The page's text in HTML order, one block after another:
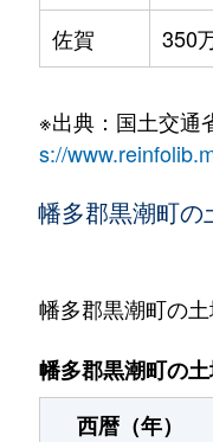
佐賀
350
※出典：国土交通
s://
幡多郡黒潮町の
幡多郡黒潮町の土
幡多郡黒潮町の
西暦（年）